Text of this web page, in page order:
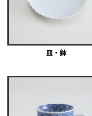
皿・鉢